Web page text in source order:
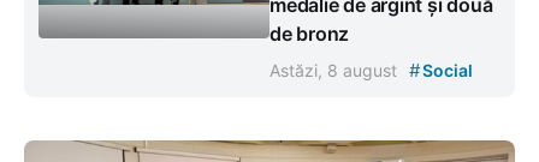
de bronz
Astăzi, 8 august #Social